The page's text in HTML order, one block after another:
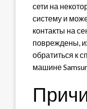
сети на
систему и
контакты на
повреждены,
обратиться к
машине